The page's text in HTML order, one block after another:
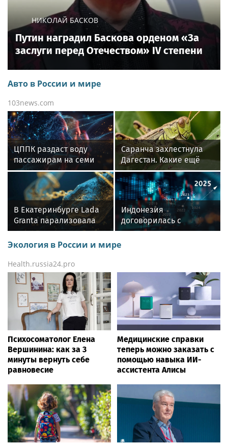
НИКОЛАЙ БАСКОВ
Путин наградил Баскова орденом «За
заслуги перед Отечеством» IV степени
Авто в России и мире
103news.com
ЦППК раздаст воду
пассажирам на семи
вокзалах Москвы
Саранча захлестнула
Дагестан. Какие ещё
регионы России под
угрозой? Назван
худший сценарий
В Екатеринбурге Lada
Granta парализовала
движение на
Амундсена
Индонезия
договорилась с
Россией о поставке 150
млн баррелей нефти
Экология в России и мире
Health.russia24.pro
Психосоматолог Елена
Вершинина: как за 3
минуты вернуть себе
равновесие
Медицинские справки
теперь можно заказать с
помощью навыка ИИ-
ассистента Алисы